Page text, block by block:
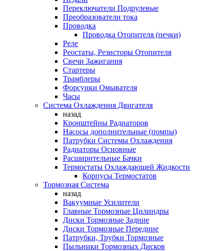
Переключатели Подрулевые
Преобразователи тока
Проводка
Проводка Отопителя (печки)
Реле
Реостаты, Резисторы Отопителя
Свечи Зажигания
Стартеры
Трамблеры
Форсунки Омывателя
Часы
Система Охлаждения Двигателя
назад
Кронштейны Радиаторов
Насосы дополнительные (помпы)
Патрубки Системы Охлаждения
Радиаторы Основные
Расширительные Бачки
Термостаты Охлаждающей Жидкости
Корпусы Термостатов
Тормозная Система
назад
Вакуумные Усилители
Главные Тормозные Цилиндры
Диски Тормозные Задние
Диски Тормозные Передние
Патрубки, Трубки Тормозные
Пыльники Тормозных Дисков